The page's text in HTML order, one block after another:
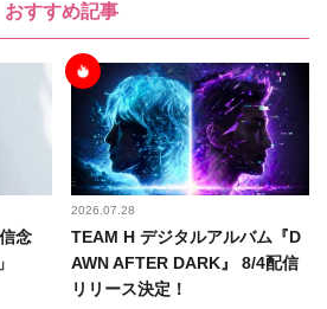
おすすめ記事
念
2026.07.28
TEAM H デジタルアルバム『D
AWN AFTER DARK』 8/4配信
リリース決定！